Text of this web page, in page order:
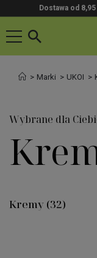
Dostawa od
Marki UKOI
Wybrane dla
Kremy (32)